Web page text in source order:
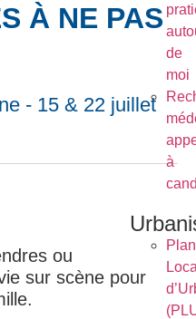
de
moi
à
Plan
À NE PAS
- 15 & 22 juillet
ou
sur scène pour